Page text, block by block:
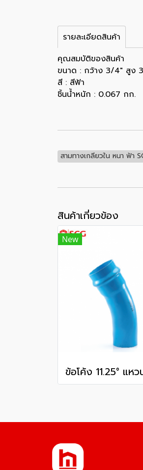
รายละเอียดสินค้า
คุณสมบัติของสินค้า
ขนาด : กว้าง 3/4" สูง
สี : สีฟ้า
ชิ้นน้ำหนัก : 0.067 กก.
สามทางเกลียวใน หนา ฟ้า
สินค้าเกี่ยวข้อง
New